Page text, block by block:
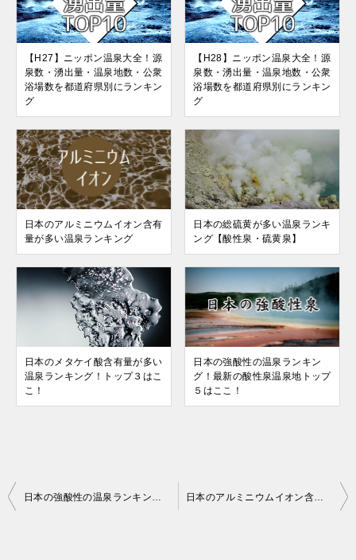
【H27】ニッポン温泉大全！源
泉数・湧出量・温泉地数・公衆
浴場数を都道府県別にランキン
グ
【H28】ニッポン温泉大全！源
泉数・湧出量・温泉地数・公衆
浴場数を都道府県別にランキン
グ
日本のアルミニウムイオン含有
量が多い温泉ランキング
日本の総硫黄が多い温泉ランキ
ング【酸性泉・硫黄泉】
日本のメタケイ酸含有量が多い
温泉ランキング！トップ３はこ
こ！
日本の強酸性の温泉ランキン
グ！最新の酸性泉温泉地トップ
５はここ！
投
日本の強酸性の温泉ランキング！最新の酸性泉温泉地トップ５はここ！ 日本のアルミニウムイオン含有量が多い温泉ランキング